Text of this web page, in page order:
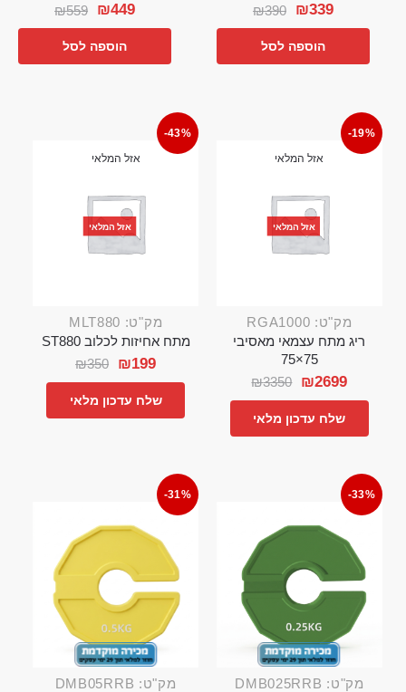
₪390 ₪339
הוספה לסל
₪559 ₪449
הוספה לסל
-19%
אזל המלאי
אזל המלאי
מק"ט: RGA1000
ריג מתח עצמאי מאסיבי
75×75
₪3350 ₪2699
שלח עדכון מלאי
-43%
אזל המלאי
אזל המלאי
מק"ט: MLT880
מתח אחיזות לכלוב ST880
₪350 ₪199
שלח עדכון מלאי
-33%
מק"ט: DMB025RRB
-31%
מק"ט: DMB05RRB